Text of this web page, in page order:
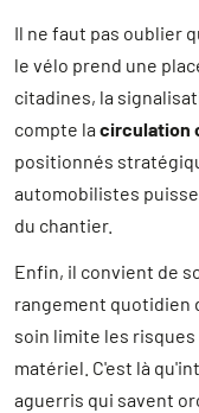
Il ne faut pas oublier
le vélo prend une
citadines, la
compte la circulation
positionnés
automobilistes
du chantier.
Enfin, il convient de
rangement quotidien
soin limite les
matériel. C'est là
aguerris qui savent